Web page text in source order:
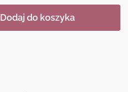
Dodaj do koszyka